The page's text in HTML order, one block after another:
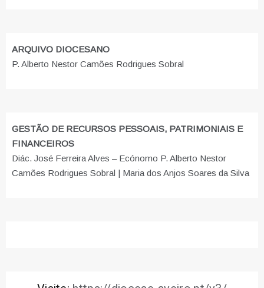
ARQUIVO DIOCESANO
P. Alberto Nestor Camões Rodrigues Sobral
GESTÃO DE RECURSOS PESSOAIS, PATRIMONIAIS E
FINANCEIROS
Diác. José Ferreira Alves – Ecónomo P. Alberto Nestor
Camões Rodrigues Sobral | Maria dos Anjos Soares da Silva